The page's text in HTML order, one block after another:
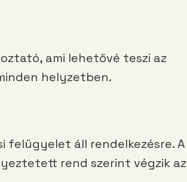
ami lehetővé teszi az
helyzetben.
felügyelet áll rendelkezésre. A
rend szerint végzik az